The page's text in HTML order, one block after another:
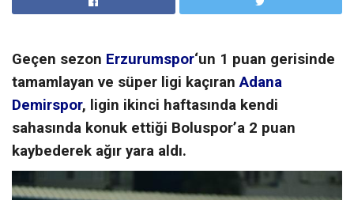
Geçen sezon Erzurumspor‘un 1 puan gerisinde
tamamlayan ve süper ligi kaçıranAdana
Demirspor, ligin ikinci haftasında kendi
sahasında konuk ettiği Boluspor’a 2 puan
kaybederek ağır yara aldı.